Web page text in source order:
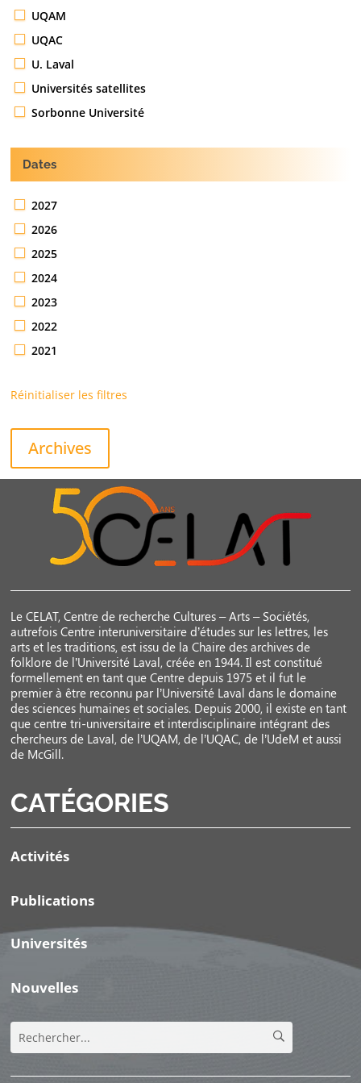
UQAM
UQAC
U. Laval
Universités satellites
Sorbonne Université
Dates
2027
2026
2025
2024
2023
2022
2021
Réinitialiser les filtres
Archives
Le CELAT, Centre de recherche Cultures – Arts – Sociétés,
autrefois Centre interuniversitaire d’études sur les lettres, les
arts et les traditions, est issu de la Chaire des archives de
folklore de l’Université Laval, créée en 1944. Il est constitué
formellement en tant que Centre depuis 1975 et il fut le
premier à être reconnu par l’Université Laval dans le domaine
des sciences humaines et sociales. Depuis 2000, il existe en tant
que centre tri-universitaire et interdisciplinaire intégrant des
chercheurs de Laval, de l’UQAM, de l’UQAC, de l’UdeM et aussi
de McGill.
CATÉGORIES
Activités
Publications
Universités
Nouvelles